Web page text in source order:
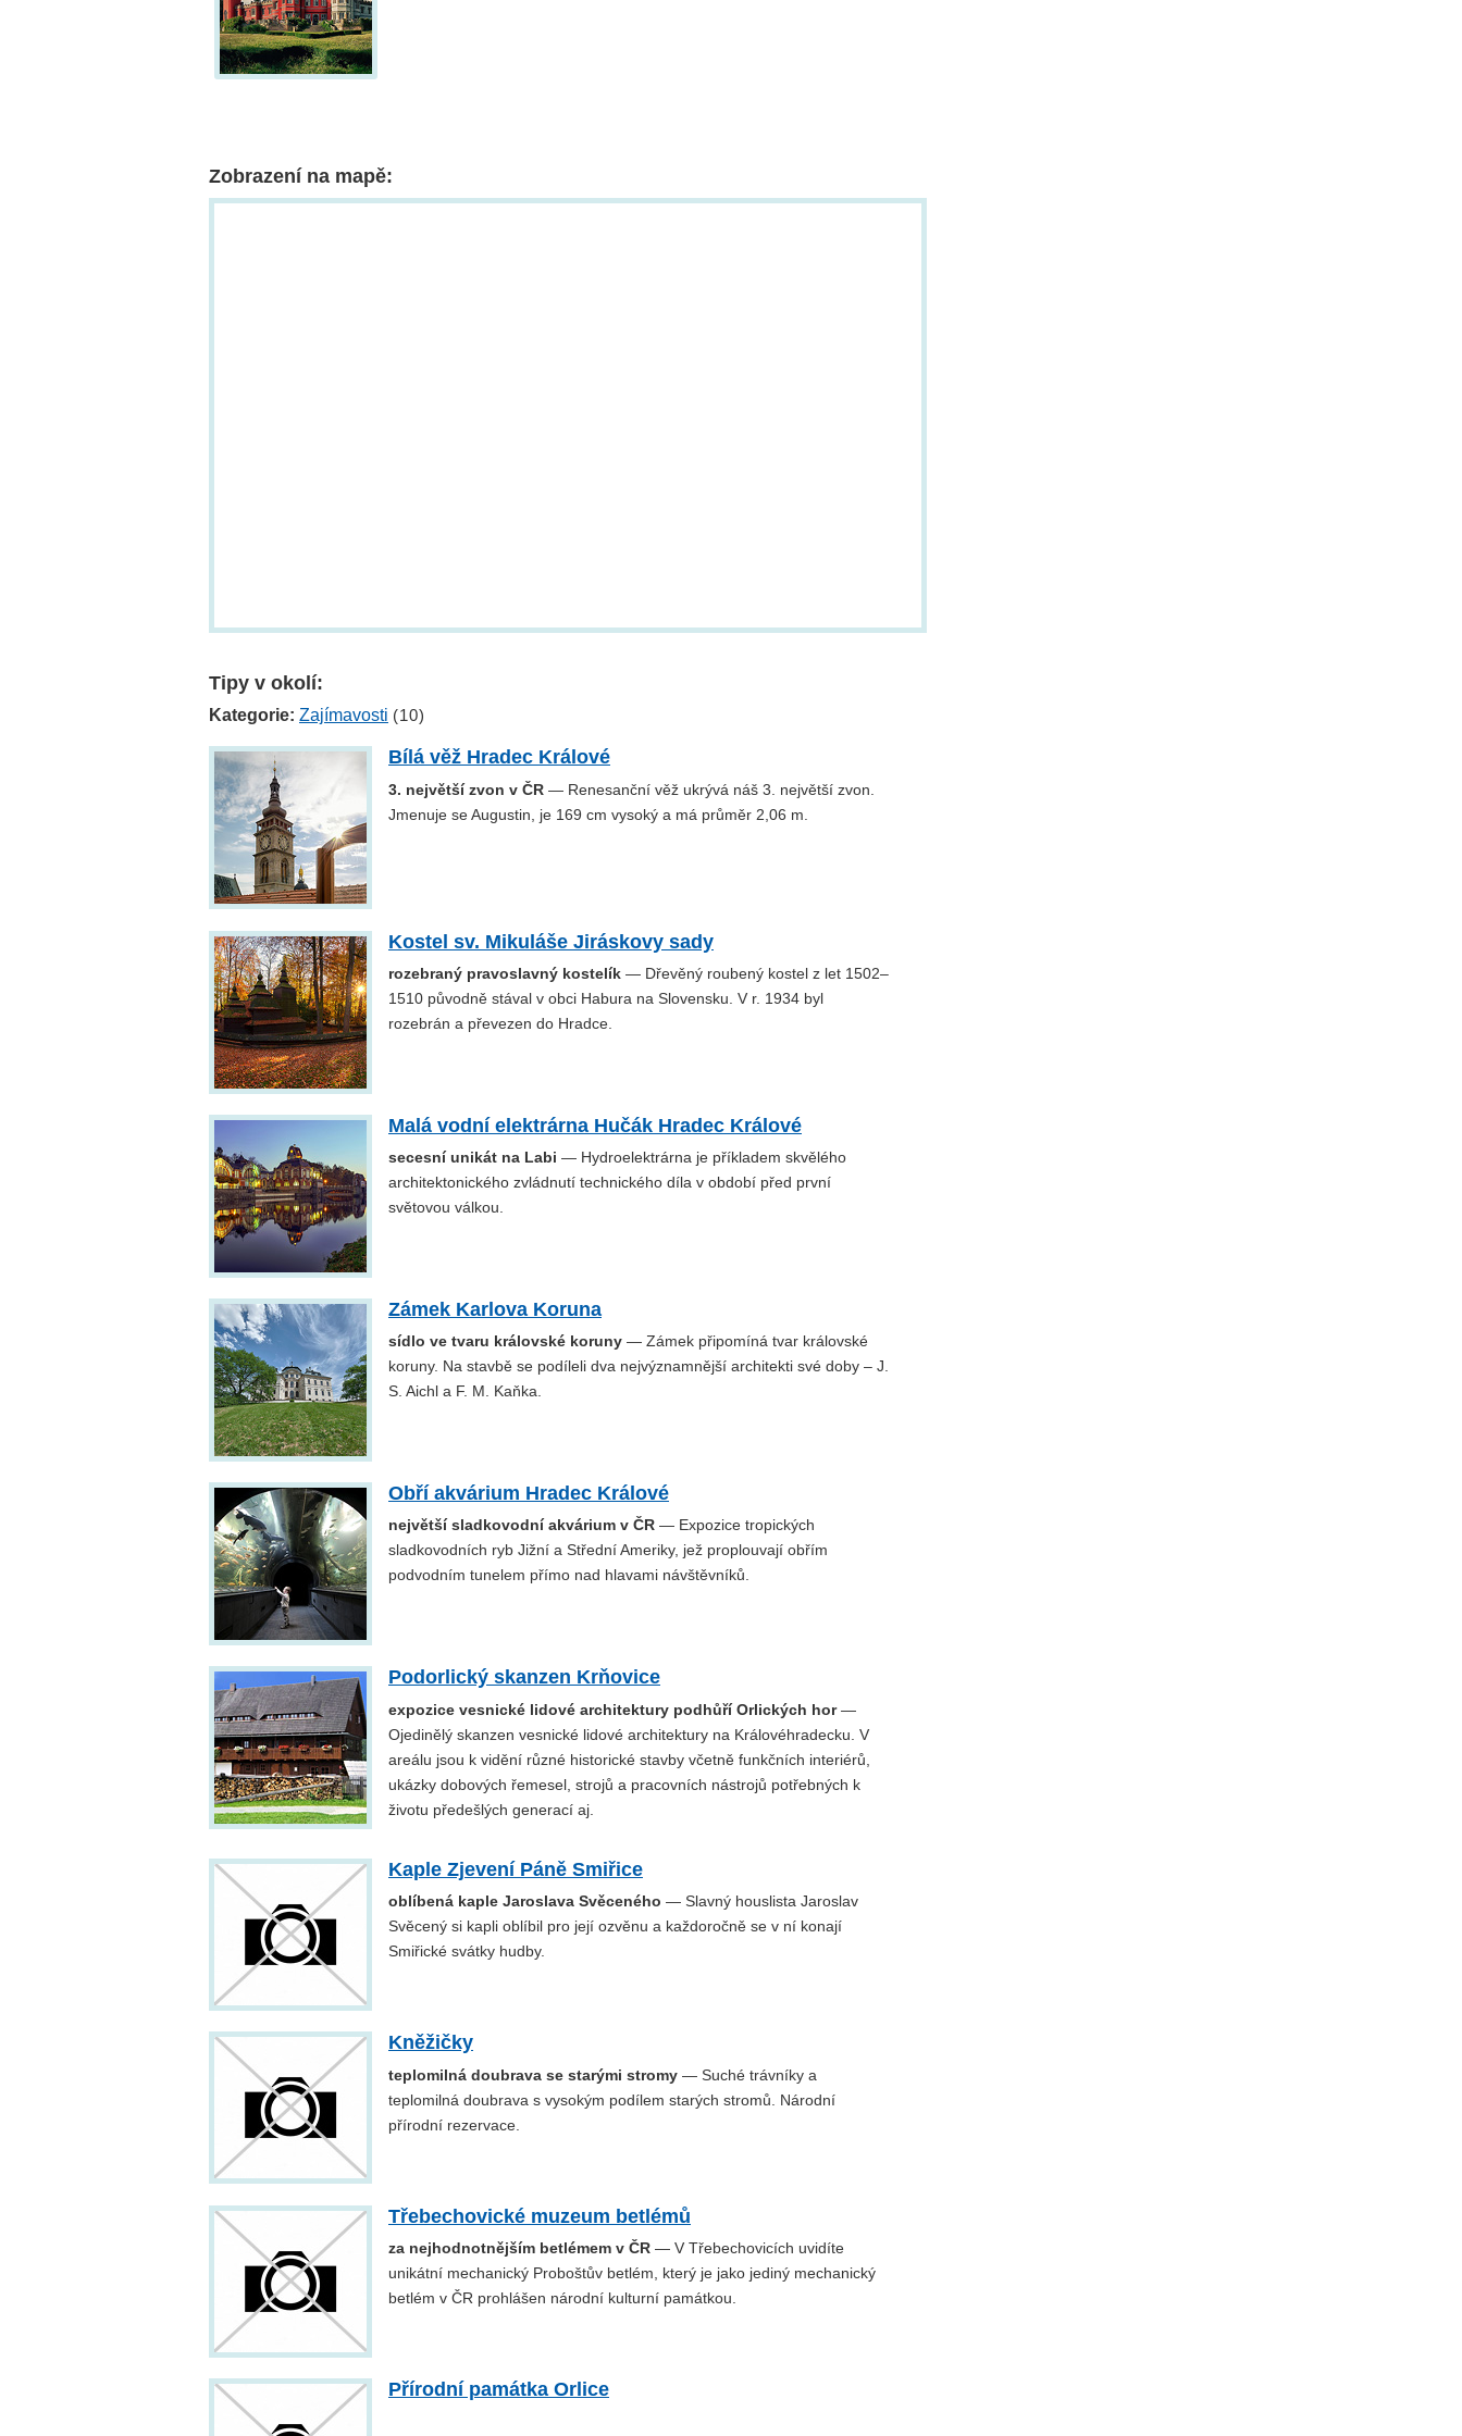
Zobrazení na mapě:
Tipy v okolí:
Kategorie: Zajímavosti (10)
Bílá věž Hradec Králové
3. největší zvon v ČR — Renesanční věž ukrývá náš 3. největší zvon.
Jmenuje se Augustin, je 169 cm vysoký a má průměr 2,06 m.
Kostel sv. Mikuláše Jiráskovy sady
rozebraný pravoslavný kostelík — Dřevěný roubený kostel z let 1502–
1510 původně stával v obci Habura na Slovensku. V r. 1934 byl
rozebrán a převezen do Hradce.
Malá vodní elektrárna Hučák Hradec Králové
secesní unikát na Labi — Hydroelektrárna je příkladem skvělého
architektonického zvládnutí technického díla v období před první
světovou válkou.
Zámek Karlova Koruna
sídlo ve tvaru královské koruny — Zámek připomíná tvar královské
koruny. Na stavbě se podíleli dva nejvýznamnější architekti své doby – J.
S. Aichl a F. M. Kaňka.
Obří akvárium Hradec Králové
největší sladkovodní akvárium v ČR — Expozice tropických
sladkovodních ryb Jižní a Střední Ameriky, jež proplouvají obřím
podvodním tunelem přímo nad hlavami návštěvníků.
Podorlický skanzen Krňovice
expozice vesnické lidové architektury podhůří Orlických hor—
Ojedinělý skanzen vesnické lidové architektury na Královéhradecku. V
areálu jsou k vidění různé historické stavby včetně funkčních interiérů,
ukázky dobových řemesel, strojů a pracovních nástrojů potřebných k
životu předešlých generací aj.
Kaple Zjevení Páně Smiřice
oblíbená kaple Jaroslava Svěceného — Slavný houslista Jaroslav
Svěcený si kapli oblíbil pro její ozvěnu a každoročně se v ní konají
Smiřické svátky hudby.
Kněžičky
teplomilná doubrava se starými stromy — Suché trávníky a
teplomilná doubrava s vysokým podílem starých stromů. Národní
přírodní rezervace.
Třebechovické muzeum betlémů
za nejhodnotnějším betlémem v ČR — V Třebechovicích uvidíte
unikátní mechanický Proboštův betlém, který je jako jediný mechanický
betlém v ČR prohlášen národní kulturní památkou.
Přírodní památka Orlice